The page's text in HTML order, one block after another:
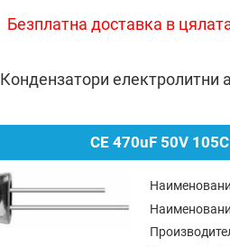
Безплатна доставка в
Кондензатори електролитни
CE 470uF 50V